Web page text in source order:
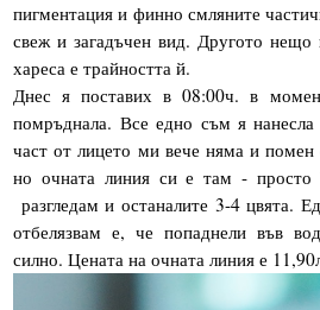
пигментация и финно смляните
свеж и загадъчен вид. Другото
хареса е трайността й.
Днес я поставих в 08:00ч. в
помръднала. Все едно съм я нанесла
част от лицето ми вече няма и помен
но очната линия си е там -
разгледам и останалите 3-4 цвята.
отбелязвам е, че попаднели във
силно. Цената на очната линия е